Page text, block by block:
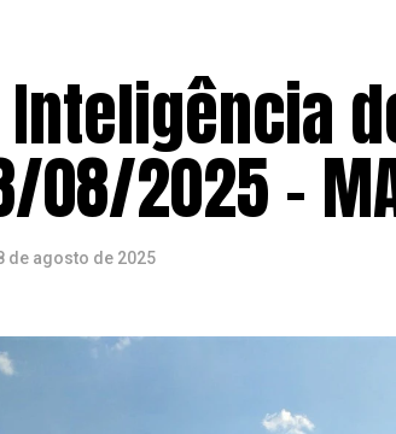
08/2025 –
de agosto de 2025